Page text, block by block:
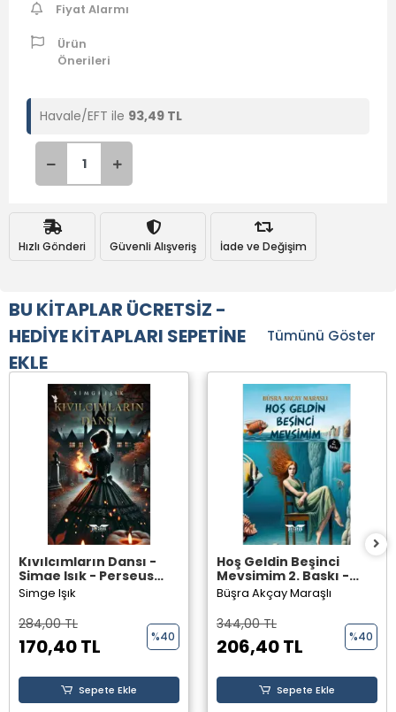
Fiyat Alarmı
Ürün
Önerileri
Havale/EFT ile 93,49 TL
Hızlı Gönderi Güvenli Alışveriş İade ve Değişim
BU KİTAPLAR ÜCRETSİZ -
HEDİYE KİTAPLARI SEPETİNE
EKLE
Tümünü Göster
Kıvılcımların Dansı -
Simge Işık - Perseus
Yayınevi -
Simge Işık
284,00 TL
170,40 TL %40
Sepete Ekle
Hoş Geldin Beşinci
Mevsimim 2. Baskı -
Büşra Akçay Maraşlı -
Perseus Yayınevi -
Büşra Akçay Maraşlı
344,00 TL
206,40 TL %40
Sepete Ekle